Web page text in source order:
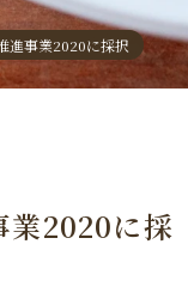
進事業2020に採択
業2020に採